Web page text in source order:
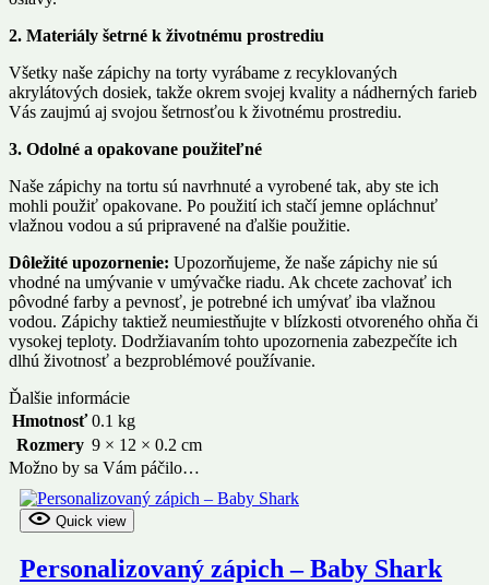
2. Materiály šetrné k životnému prostrediu
Všetky naše zápichy na torty vyrábame z recyklovaných
akrylátových dosiek, takže okrem svojej kvality a nádherných farieb
Vás zaujmú aj svojou šetrnosťou k životnému prostrediu.
3. Odolné a opakovane použiteľné
Naše zápichy na tortu sú navrhnuté a vyrobené tak, aby ste ich
mohli použiť opakovane. Po použití ich stačí jemne opláchnuť
vlažnou vodou a sú pripravené na ďalšie použitie.
Dôležité upozornenie: Upozorňujeme, že naše zápichy nie sú
vhodné na umývanie v umývačke riadu. Ak chcete zachovať ich
pôvodné farby a pevnosť, je potrebné ich umývať iba vlažnou
vodou. Zápichy taktiež neumiestňujte v blízkosti otvoreného ohňa či
vysokej teploty. Dodržiavaním tohto upozornenia zabezpečíte ich
dlhú životnosť a bezproblémové používanie.
Ďalšie informácie
Hmotnosť 0.1 kg
Rozmery 9 × 12 × 0.2 cm
Možno by sa Vám páčilo…
Quick view
Personalizovaný zápich – Baby Shark